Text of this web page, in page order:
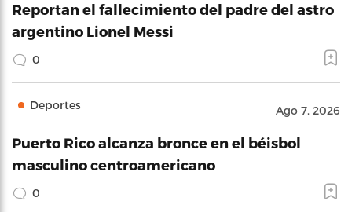
Reportan el fallecimiento del padre del astro
argentino Lionel Messi
0
Deportes Ago 7, 2026
Puerto Rico alcanza bronce en el béisbol
masculino centroamericano
0